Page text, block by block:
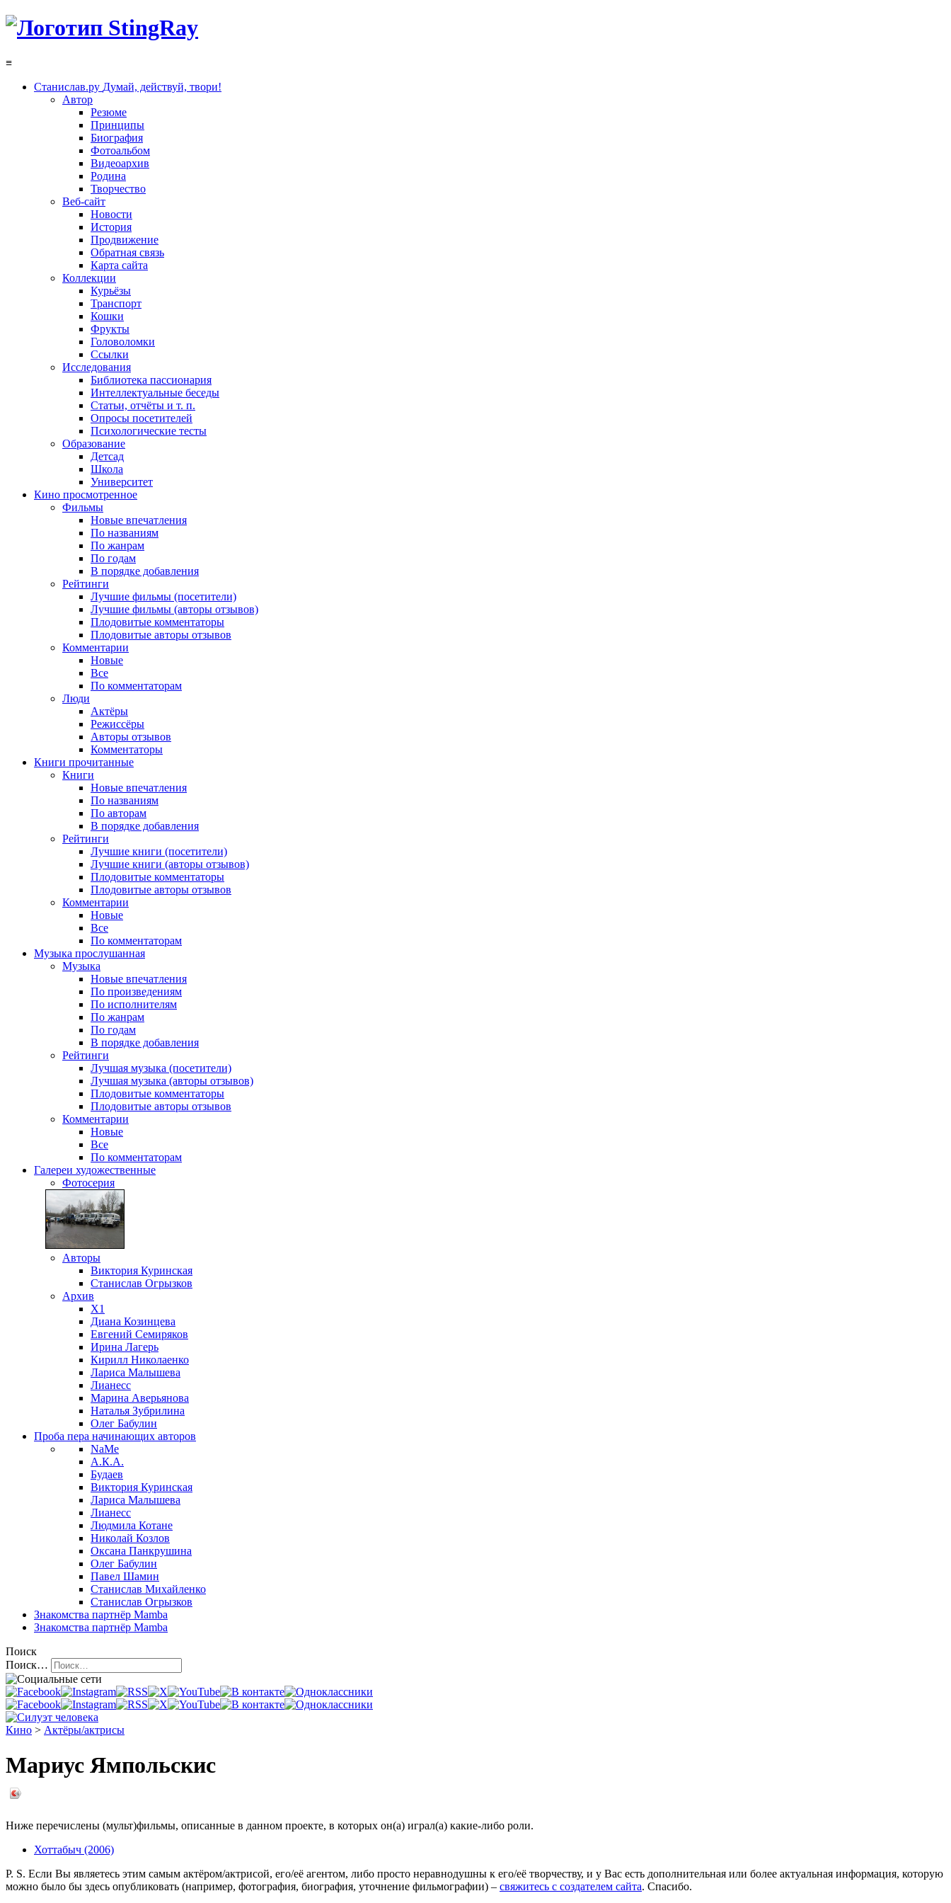
≡
Станислав.ру Думай, действуй, твори!
Автор
Резюме
Принципы
Биография
Фотоальбом
Видеоархив
Родина
Творчество
Веб-сайт
Новости
История
Продвижение
Обратная связь
Карта сайта
Коллекции
Курьёзы
Транспорт
Кошки
Фрукты
Головоломки
Ссылки
Исследования
Библиотека пассионария
Интеллектуальные беседы
Статьи, отчёты и т. п.
Опросы посетителей
Психологические тесты
Образование
Детсад
Школа
Университет
Кино просмотренное
Фильмы
Новые впечатления
По названиям
По жанрам
По годам
В порядке добавления
Рейтинги
Лучшие фильмы (посетители)
Лучшие фильмы (авторы отзывов)
Плодовитые комментаторы
Плодовитые авторы отзывов
Комментарии
Новые
Все
По комментаторам
Люди
Актёры
Режиссёры
Авторы отзывов
Комментаторы
Книги прочитанные
Книги
Новые впечатления
По названиям
По авторам
В порядке добавления
Рейтинги
Лучшие книги (посетители)
Лучшие книги (авторы отзывов)
Плодовитые комментаторы
Плодовитые авторы отзывов
Комментарии
Новые
Все
По комментаторам
Музыка прослушанная
Музыка
Новые впечатления
По произведениям
По исполнителям
По жанрам
По годам
В порядке добавления
Рейтинги
Лучшая музыка (посетители)
Лучшая музыка (авторы отзывов)
Плодовитые комментаторы
Плодовитые авторы отзывов
Комментарии
Новые
Все
По комментаторам
Галереи художественные
Фотосерия
Авторы
Виктория Куринская
Станислав Огрызков
Архив
X1
Диана Козинцева
Евгений Семиряков
Ирина Лагерь
Кирилл Николаенко
Лариса Малышева
Лианесс
Марина Аверьянова
Наталья Зубрилина
Олег Бабулин
Проба пера начинающих авторов
NaMe
А.К.А.
Будаев
Виктория Куринская
Лариса Малышева
Лианесс
Людмила Котане
Николай Козлов
Оксана Панкрушина
Олег Бабулин
Павел Шамин
Станислав Михайленко
Станислав Огрызков
Знакомства партнёр Mamba
Знакомства партнёр Mamba
Поиск
Поиск…
Кино > Актёры/актрисы
Мариус Ямпольскис
Ниже перечислены (мульт)фильмы, описанные в данном проекте, в которых он(а) играл(а) какие-либо роли.
Хоттабыч (2006)
P. S. Если Вы являетесь этим самым актёром/актрисой, его/её агентом, либо просто неравнодушны к его/её творчеству, и у Вас есть дополнительная или более актуальная информация, которую
можно было бы здесь опубликовать (например, фотография, биография, уточнение фильмографии) – свяжитесь с создателем сайта. Спасибо.